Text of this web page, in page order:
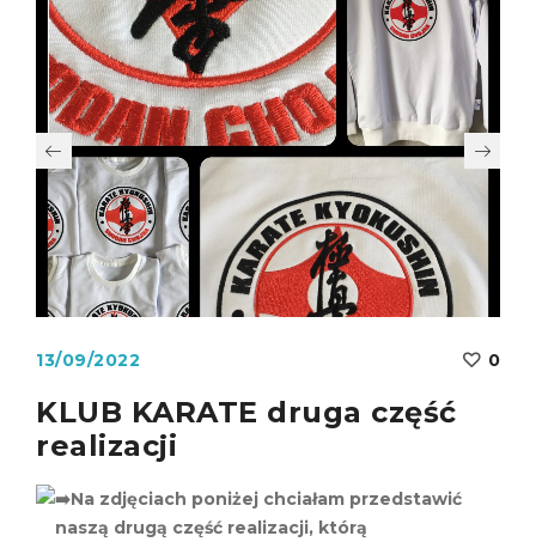
13/09/2022 0
KLUB KARATE druga część
realizacji
Na zdjęciach poniżej chciałam przedstawić
naszą drugą część realizacji, którą